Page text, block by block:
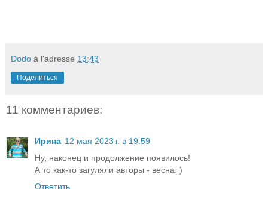
Dodo à l'adresse 13:43
Поделиться
11 комментариев:
Ирина 12 мая 2023 г. в 19:59
Ну, наконец и продолжение появилось!
А то как-то загуляли авторы - весна. )
Ответить